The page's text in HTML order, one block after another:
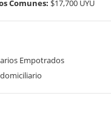
Comunes: $17,700 UYU
Empotrados